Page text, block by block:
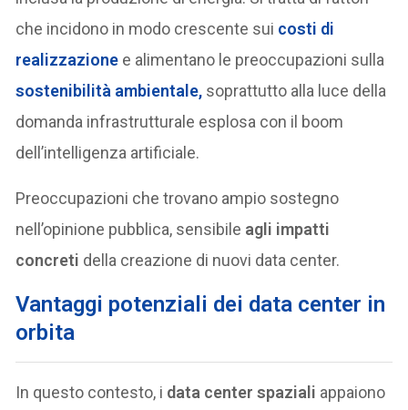
che incidono in modo crescente sui costi di
realizzazione e alimentano le preoccupazioni sulla
sostenibilità ambientale, soprattutto alla luce della
domanda infrastrutturale esplosa con il boom
dell’intelligenza artificiale.
Preoccupazioni che trovano ampio sostegno
nell’opinione pubblica, sensibile agli impatti
concreti della creazione di nuovi data center.
Vantaggi potenziali dei data center in
orbita
In questo contesto, i data center spaziali appaiono